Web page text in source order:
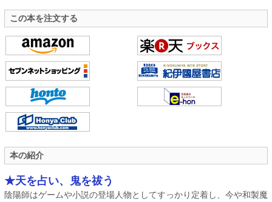
この本を注文する
本の紹介
★天を占い、鬼を祓う
陰陽師はゲームや小説の登場人物としてすっかり定着し、今や和製魔